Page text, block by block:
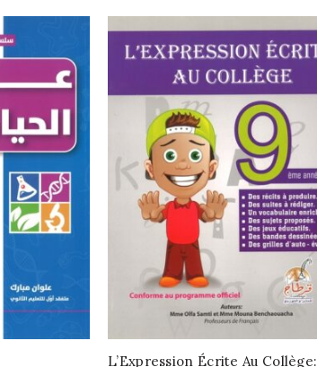
L’Expression Écrite Au Collège: